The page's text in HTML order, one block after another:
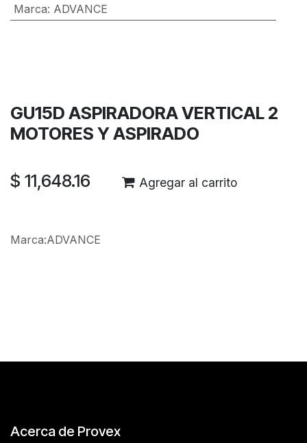
Marca: ADVANCE
GU15D ASPIRADORA VERTICAL 2
MOTORES Y ASPIRADO
$ 11,648.16 Agregar al carrito
Marca:ADVANCE
Acerca de Provex